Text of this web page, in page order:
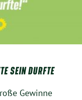
SEIN DURFTE
Gewinne